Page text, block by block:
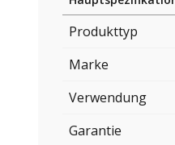
Produkttyp
Marke
Verwendung
Garantie